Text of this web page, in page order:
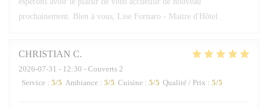
prochainement. Bien à vous, Lise Fornaro - Maitre d'Hôtel
CHRISTIAN C
2026-07-31 - 12:30 - Couverts 2
Service : 5/5 Ambiance : 5/5 Cuisine : 5/5 Qualité / Prix : 5/5